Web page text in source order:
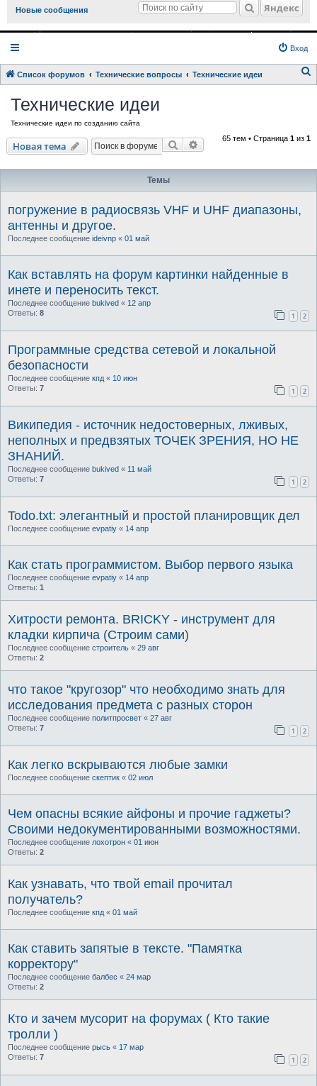
Новые сообщения Яндекс
Вход
Список форумов Технические вопросы Технические идеи
Технические идеи
Технические идеи по созданию сайта
Новая тема Поиск Расширенный поиск
65 тем • Страница 1 из 1
Темы
погружение в радиосвязь VHF и UHF диапазоны,
антенны и другое.
Последнее сообщение ideivnp « 01 май
Как вставлять на форум картинки найденные в
инете и переносить текст.
Последнее сообщение bukived « 12 апр
Ответы: 8 1 2
Программные средства сетевой и локальной
безопасности
Последнее сообщение кпд « 10 июн
Ответы: 7 1 2
Википедия - источник недостоверных, лживых,
неполных и предвзятых ТОЧЕК ЗРЕНИЯ, НО НЕ
ЗНАНИЙ.
Последнее сообщение bukived « 11 май
Ответы: 7 1 2
Todo.txt: элегантный и простой планировщик дел
Последнее сообщение evpatiy « 14 апр
Как стать программистом. Выбор первого языка
Последнее сообщение evpatiy « 14 апр
Ответы: 1
Хитрости ремонта. BRICKY - инструмент для
кладки кирпича (Строим сами)
Последнее сообщение строитель « 29 авг
Ответы: 2
что такое "кругозор" что необходимо знать для
исследования предмета с разных сторон
Последнее сообщение политпросвет « 27 авг
Ответы: 7 1 2
Как легко вскрываются любые замки
Последнее сообщение скептик « 02 июл
Чем опасны всякие айфоны и прочие гаджеты?
Своими недокументированными возможностями.
Последнее сообщение лохотрон « 01 июн
Ответы: 2
Как узнавать, что твой email прочитал
получатель?
Последнее сообщение кпд « 01 май
Как ставить запятые в тексте. "Памятка
корректору"
Последнее сообщение балбес « 24 мар
Ответы: 2
Кто и зачем мусорит на форумах ( Кто такие
тролли )
Последнее сообщение рысь « 17 мар
Ответы: 7 1 2